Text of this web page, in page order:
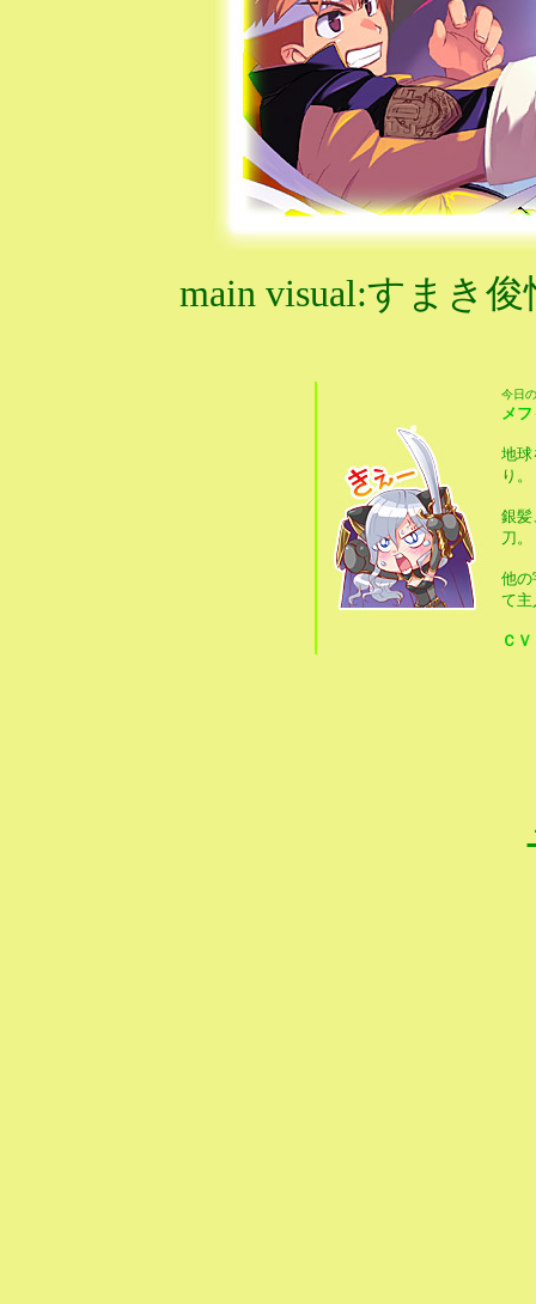
main visual:すまき
今日
メ
地球
り。
銀髪
刀。
他の
て主
Ｃ